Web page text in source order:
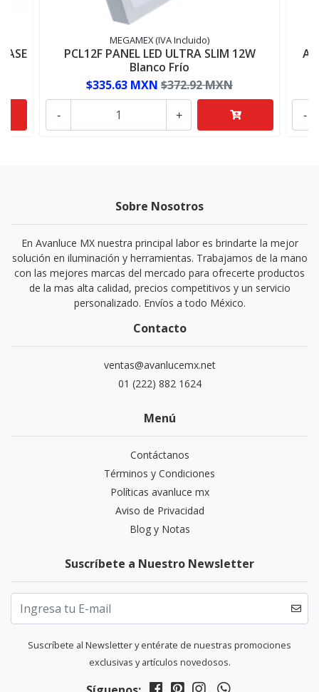
MEGAMEX (IVA Incluido)
PCL12F PANEL LED ULTRA SLIM 12W
Blanco Frío
$335.63 MXN $372.92 MXN
+
- -
Sobre Nosotros
En Avanluce MX nuestra principal labor es brindarte la mejor
solución en iluminación y herramientas. Trabajamos de la mano
con las mejores marcas del mercado para ofrecerte productos
de la mas alta calidad, precios competitivos y un servicio
personalizado. Envíos a todo México.
Contacto
ventas@avanlucemx.net
01 (222) 882 1624
Menú
Contáctanos
Términos y Condiciones
Políticas avanluce mx
Aviso de Privacidad
Blog y Notas
Suscríbete a Nuestro Newsletter
Suscríbete al Newsletter y entérate de nuestras promociones
exclusivas y artículos novedosos.